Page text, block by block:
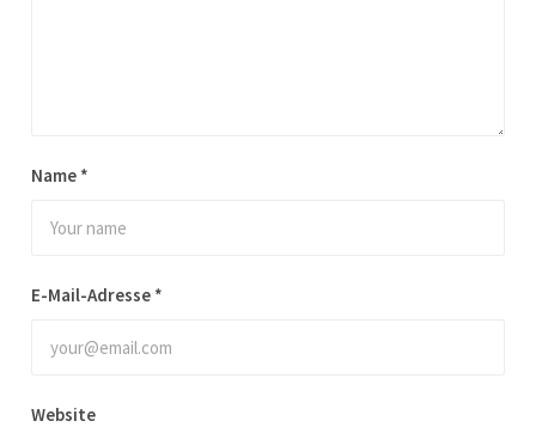
Name *
E-Mail-Adresse *
Website